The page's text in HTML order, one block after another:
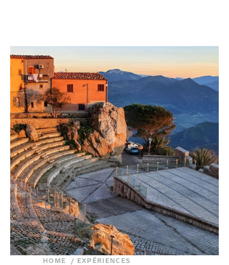
HOME EXPÉRIENCES